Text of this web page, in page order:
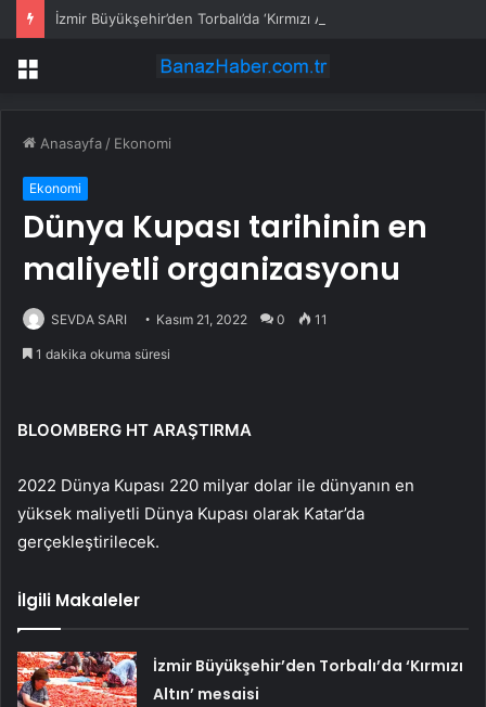
İzmir Büyükşehir’den Torbalı’da ‘Kırmızı Altın’ mesaisi
Menü
Anasayfa / Ekonomi
Ekonomi
Dünya Kupası tarihinin en
maliyetli organizasyonu
SEVDA SARI Kasım 21, 2022 0 11
1 dakika okuma süresi
BLOOMBERG HT ARAŞTIRMA
2022 Dünya Kupası 220 milyar dolar ile dünyanın en
yüksek maliyetli Dünya Kupası olarak Katar’da
gerçekleştirilecek.
İlgili Makaleler
İzmir Büyükşehir’den Torbalı’da ‘Kırmızı
Altın’ mesaisi